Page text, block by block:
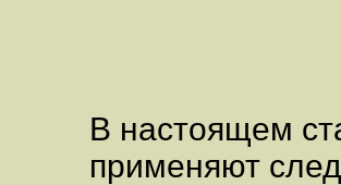
В настоящем
применяют